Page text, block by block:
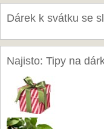
Dárek k svátku se
Najisto: Tipy na